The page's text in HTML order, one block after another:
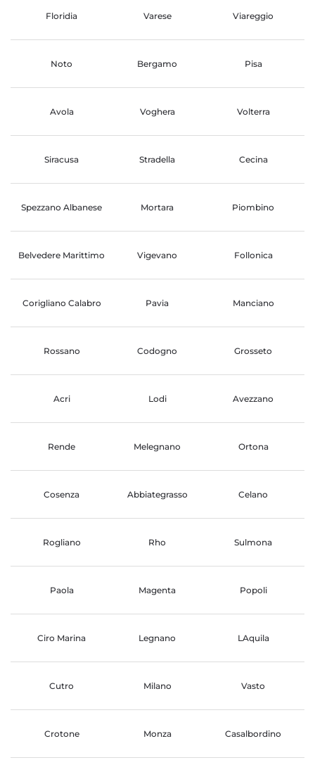
Floridia Varese Viareggio
Noto Bergamo Pisa
Avola Voghera Volterra
Siracusa Stradella Cecina
Spezzano Albanese Mortara Piombino
Belvedere Marittimo Vigevano Follonica
Corigliano Calabro Pavia Manciano
Rossano Codogno Grosseto
Acri Lodi Avezzano
Rende Melegnano Ortona
Cosenza Abbiategrasso Celano
Rogliano Rho Sulmona
Paola Magenta Popoli
Ciro Marina Legnano LAquila
Cutro Milano Vasto
Crotone Monza Casalbordino